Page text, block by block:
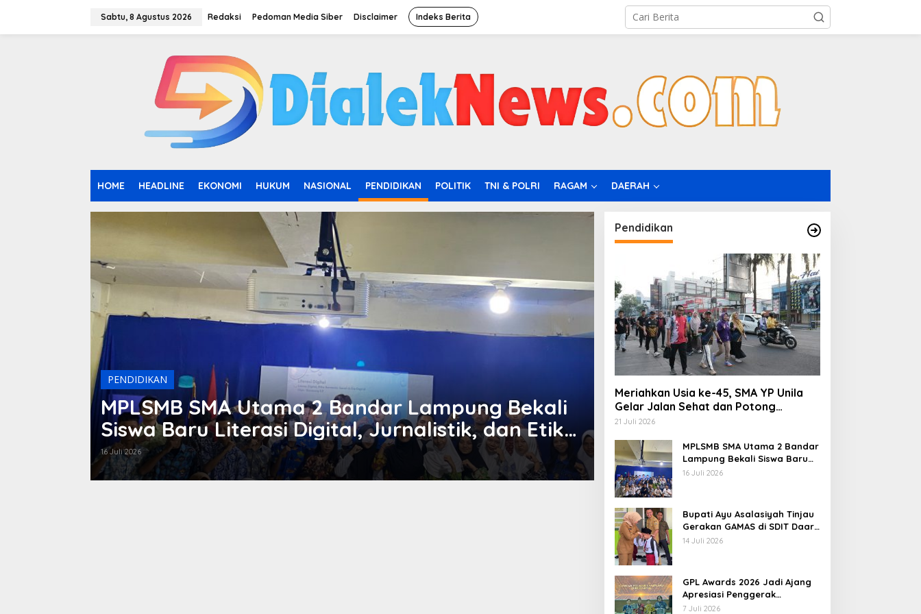
Sabtu, 8 Agustus 2026 Redaksi Pedoman Media Siber Disclaimer Indeks Berita
HOME HEADLINE EKONOMI HUKUM NASIONAL PENDIDIKAN POLITIK TNI & POLRI RAGAM DAERAH
PENDIDIKAN
MPLSMB SMA Utama 2 Bandar Lampung Bekali
Siswa Baru Literasi Digital, Jurnalistik, dan Etika
Bermedia Sosial
16 Juli 2026
PENDIDIKAN,WAY KANAN
Bupati Ayu Asalasiyah Tinjau
SDIT Daar ‘Ilmi
14 Juli 2026
Pendidikan
Meriahkan Usia ke-45, SMA YP Unila
Gelar Jalan Sehat dan Potong
Tumpeng
21 Juli 2026
MPLSMB SMA Utama 2 Bandar
Lampung Bekali Siswa Baru
Literasi Digital, Jurnalistik,
16 Juli 2026
Bupati Ayu Asalasiyah Tinjau
Gerakan GAMAS di SDIT Daar
‘Ilmi
14 Juli 2026
GPL Awards 2026 Jadi Ajang
Apresiasi Penggerak
Pendidikan Muda Lampung
7 Juli 2026